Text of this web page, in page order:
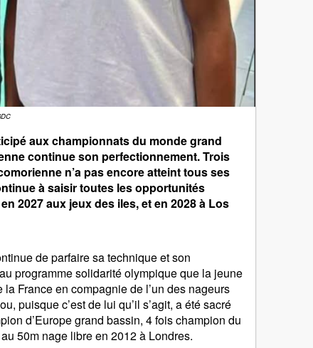
aux championnats du monde grand
continue son perfectionnement. Trois
n’a pas encore atteint tous ses
à saisir toutes les opportunités
2027 aux jeux des iles, et en 2028 à Los
de parfaire sa technique et son
programme solidarité olympique que la jeune
France en compagnie de l’un des nageurs
puisque c’est de lui qu’il s’agit, a été sacré
d’Europe grand bassin, 4 fois champion du
50m nage libre en 2012 à Londres.